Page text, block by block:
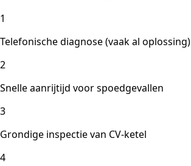
1
Telefonische diagnose (vaak al oplossing)
2
Snelle aanrijtijd voor spoedgevallen
3
Grondige inspectie van CV-ketel
4